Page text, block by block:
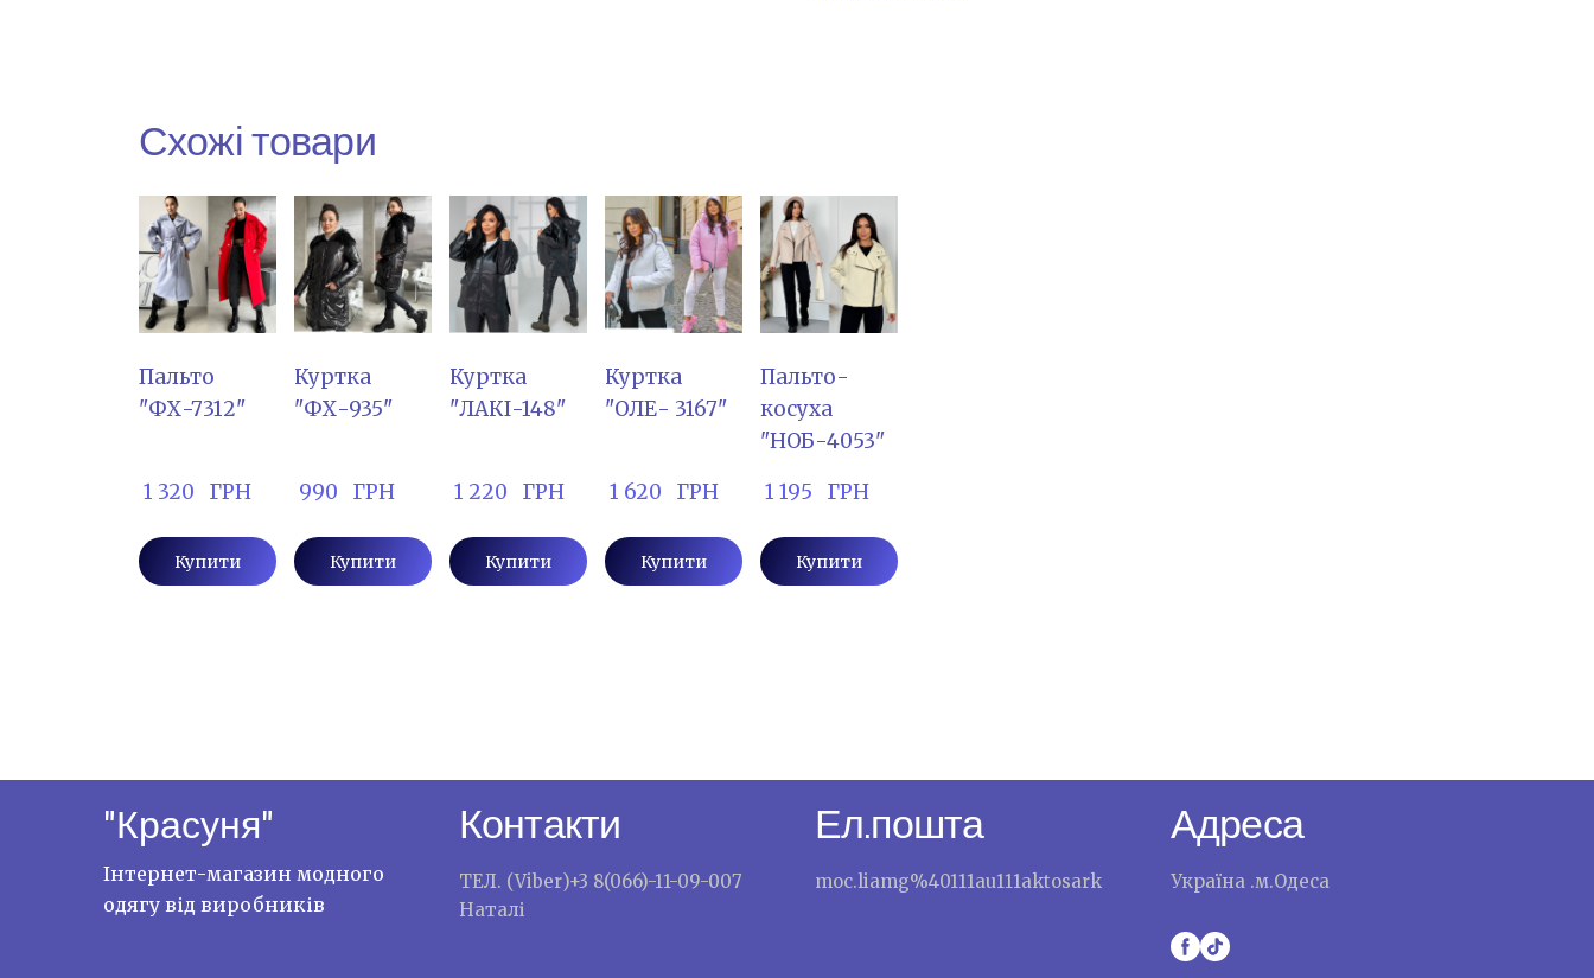
Схожі товари
Пальто
"ФХ-7312"
1 320   ГРН
Купити
Куртка
"ФХ-935"
990   ГРН
Купити
Куртка
"ЛАКІ-148"
1 220   ГРН
Купити
Куртка
"ОЛЕ- 3167"
1 620   ГРН
Купити
Пальто-
косуха
"НОБ-4053"
1 195   ГРН
Купити
"Красуня"
Інтернет-магазин модного
одягу від виробників
Контакти
ТЕЛ. (Viber)+3 8(066)-11-09-007
Наталі
Ел.пошта
moc.liamg%40111au111aktosark
Адреса
Україна .м.Одеса